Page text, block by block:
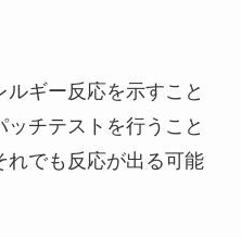
ギー反応を示すこと
チテストを行うこと
れでも反応が出る可能